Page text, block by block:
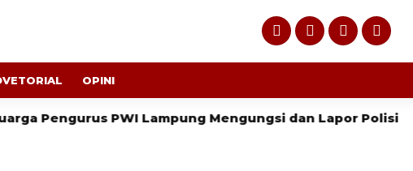
OPINI
PWI Lampung Mengungsi dan Lapor Polisi